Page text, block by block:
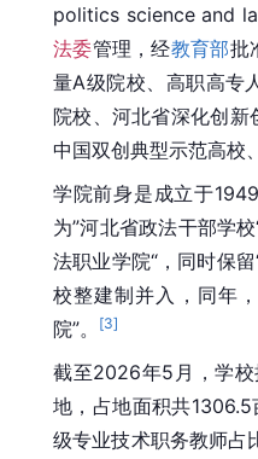
politics science and
法委管理，经教育部批
量A级院校、高职高专
院校、河北省深化创新
中国双创典型示范高校
学院前身是成立于
为”河北省政法干部学
法职业学院“，同时保
校整建制并入，同年，
院”。
[3]
截至2026年5月，学
地，占地面积共
级专业技术职务教师占